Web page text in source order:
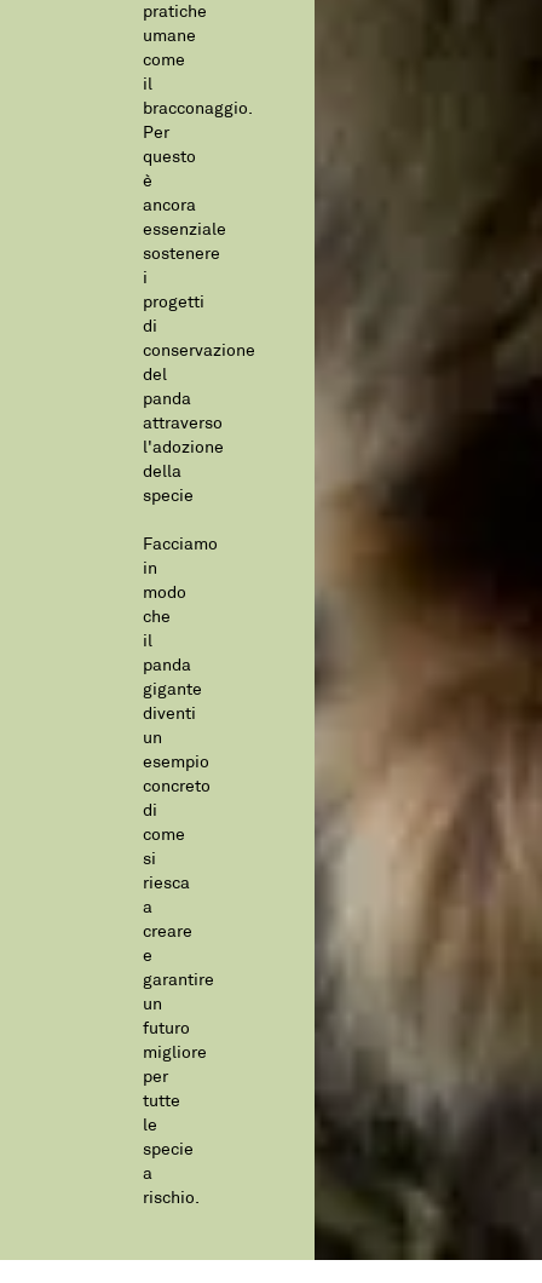
pratiche
umane
come
il
bracconaggio.
Per
questo
è
ancora
essenziale
sostenere
i
progetti
di
conservazione
del
panda
attraverso
l'adozione
della
specie
Facciamo
in
modo
che
il
panda
gigante
diventi
un
esempio
concreto
di
come
si
riesca
a
creare
e
garantire
un
futuro
migliore
per
tutte
le
specie
a
rischio.